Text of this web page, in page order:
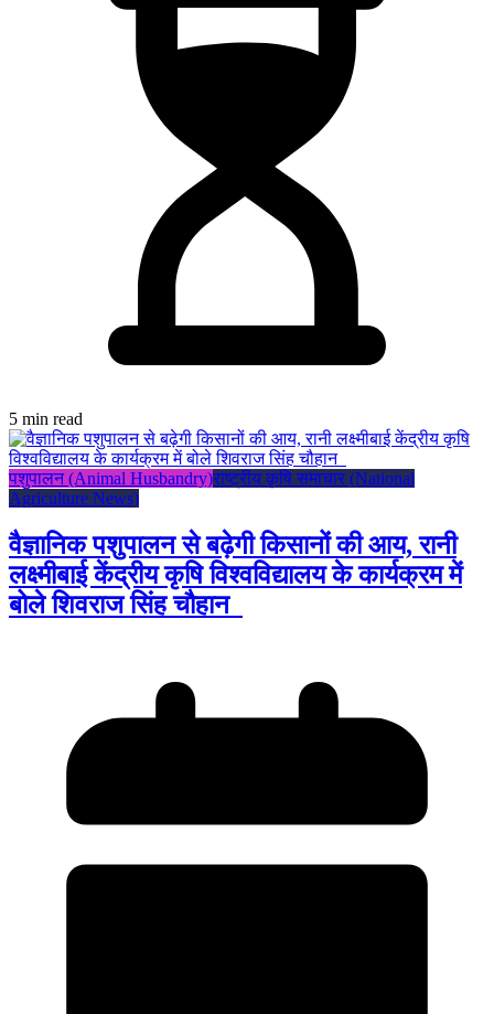
5 min read
पशुपालन (Animal Husbandry)राष्ट्रीय कृषि समाचार (National
Agriculture News)
वैज्ञानिक पशुपालन से बढ़ेगी किसानों की आय, रानी
लक्ष्मीबाई केंद्रीय कृषि विश्वविद्यालय के कार्यक्रम में
बोले शिवराज सिंह चौहान